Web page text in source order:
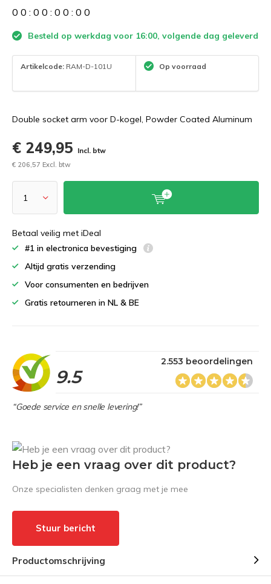
0 0 : 0 0 : 0 0 : 0 0
Besteld op werkdag voor 16:00, volgende dag geleverd
Artikelcode: RAM-D-101U Op voorraad
Double socket arm voor D-kogel, Powder Coated Aluminum
€ 249,95
Incl. btw
€ 206,57 Excl. btw
Betaal veilig met iDeal
#1 in electronica bevestiging
Altijd gratis verzending
Voor consumenten en bedrijven
Gratis retourneren in NL & BE
9.5
2.553 beoordelingen
“Goede service en snelle levering!”
Heb je een vraag over dit product?
Onze specialisten denken graag met je mee
Stuur bericht
Productomschrijving